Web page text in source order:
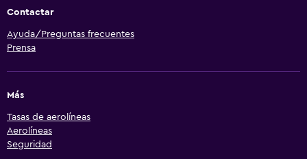
Contactar
Ayuda/Preguntas frecuentes
Prensa
Más
Tasas de aerolíneas
Aerolíneas
Seguridad